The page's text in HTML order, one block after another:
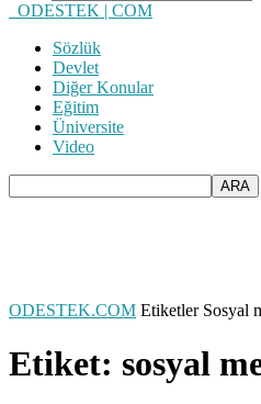
ODESTEK | COM
Sözlük
Devlet
Diğer Konular
Eğitim
Üniversite
Video
ODESTEK.COM Etiketler Sosyal
Etiket: sosyal